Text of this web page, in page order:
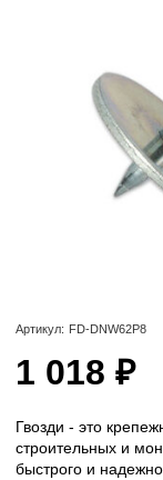
Артикул: FD-DNW62P8
1 018 ₽
Гвозди - это
строительных и
быстрого и